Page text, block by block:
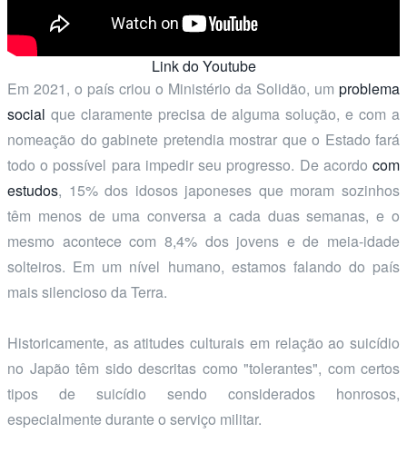
Link do Youtube
Em 2021, o país criou o Ministério da Solidão, um problema
social que claramente precisa de alguma solução, e com a
nomeação do gabinete pretendia mostrar que o Estado fará
todo o possível para impedir seu progresso. De acordo com
estudos, 15% dos idosos japoneses que moram sozinhos
têm menos de uma conversa a cada duas semanas, e o
mesmo acontece com 8,4% dos jovens e de meia-idade
solteiros. Em um nível humano, estamos falando do país
mais silencioso da Terra.
Historicamente, as atitudes culturais em relação ao suicídio
no Japão têm sido descritas como "tolerantes", com certos
tipos de suicídio sendo considerados honrosos,
especialmente durante o serviço militar.